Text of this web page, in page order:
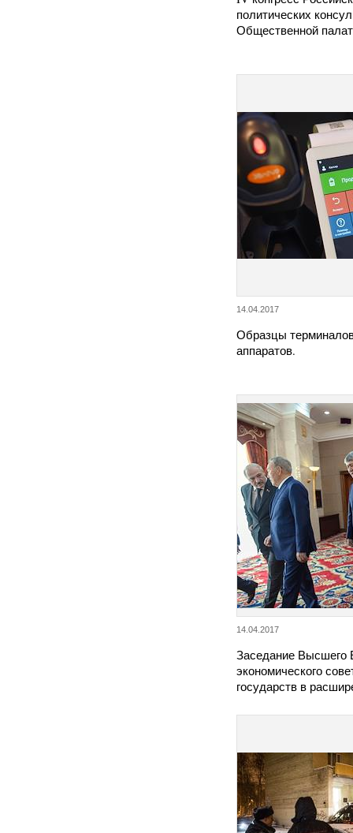
политических
Общественной
14.04.2017
Образцы
аппаратов.
14.04.2017
Заседание Высшего
экономического
государств в